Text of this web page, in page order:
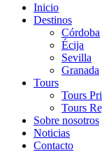
Inicio
Destinos
Córdoba
Écija
Sevilla
Granada
Tours
Tours
Tours
Sobre nosotros
Noticias
Contacto